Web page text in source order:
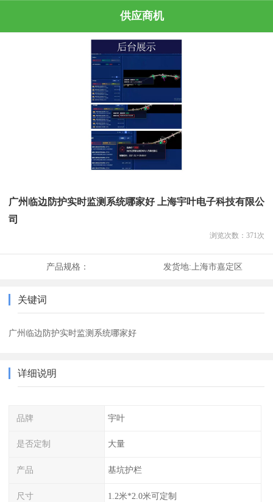
供应商机
广州临边防护实时监测系统哪家好 上海宇叶电子科技有限公
司
浏览次数： 371 次
产品规格： 发货地:上海市嘉定区
关键词
广州临边防护实时监测系统哪家好
详细说明
品牌 宇叶
是否定制 大量
产品 基坑护栏
尺寸 1.2米*2.0米可定制